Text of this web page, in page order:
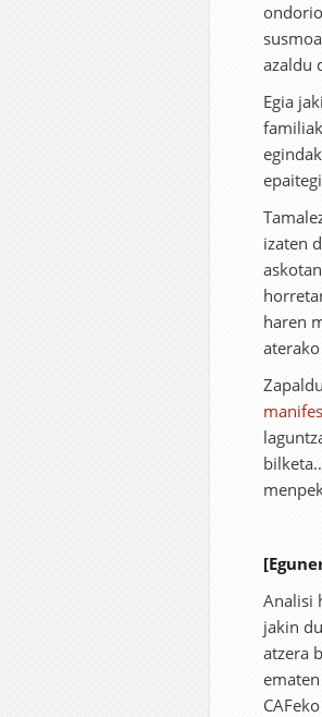
azaldu
Egia
izaten
haren
Analisi
jakin
atzera